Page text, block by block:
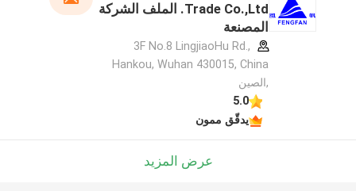
Trade Co.,Ltd. الملف الشركة
المصنعة
3F No.8 LingjiaoHu Rd.,
Hankou, Wuhan 430015, China
,الصين
5.0
يدقّق ممون
عرض المزيد